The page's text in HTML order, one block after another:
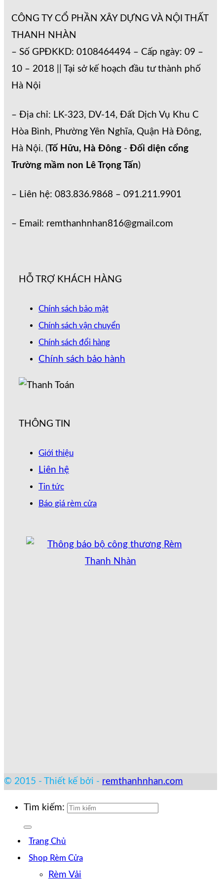
CÔNG TY CỔ PHẦN XÂY DỰNG VÀ NỘI THẤT
THANH NHÀN
– Số GPĐKKD: 0108464494 – Cấp ngày: 09 –
10 – 2018 || Tại sở kế hoạch đầu tư thành phố
Hà Nội
– Địa chỉ: LK-323, DV-14, Đất Dịch Vụ Khu C
Hòa Bình, Phường Yên Nghĩa, Quận Hà Đông,
Hà Nội. (Tố Hữu, Hà Đông - Đối diện cổng
Trường mầm non Lê Trọng Tấn)
– Liên hệ: 083.836.9868 – 091.211.9901
– Email: remthanhnhan816@gmail.com
HỖ TRỢ KHÁCH HÀNG
Chính sách bảo mật
Chính sách vận chuyển
Chính sách đổi hàng
Chính sách bảo hành
THÔNG TIN
Giới thiệu
Liên hệ
Tin tức
Báo giá rèm cửa
© 2015 - Thiết kế bởi - remthanhnhan.com
Tìm kiếm:
Trang Chủ
Shop Rèm Cửa
Rèm Vải